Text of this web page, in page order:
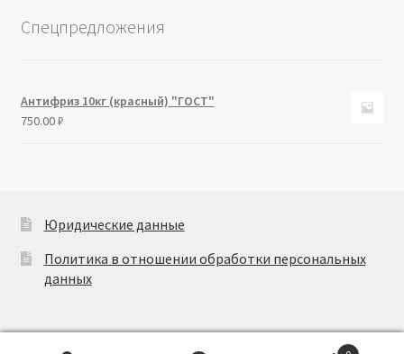
Спецпредложения
Антифриз 10кг (красный) "ГОСТ"
750.00₽
Юридические данные
Политика в отношении обработки персональных
данных